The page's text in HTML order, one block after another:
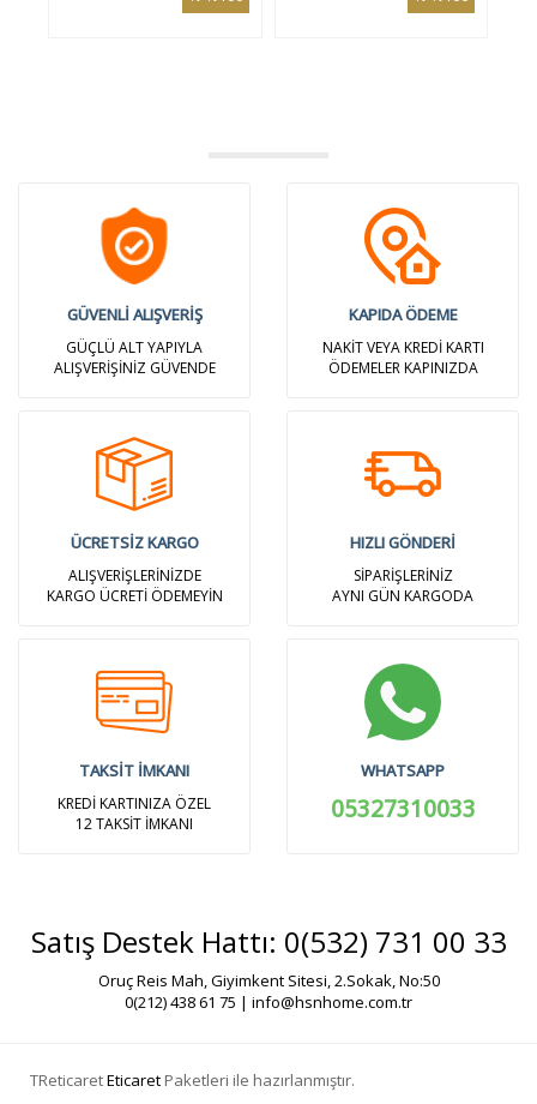
GÜVENLİ ALIŞVERİŞ
GÜÇLÜ ALT YAPIYLA
ALIŞVERİŞİNİZ GÜVENDE
KAPIDA ÖDEME
NAKİT VEYA KREDİ KARTI
ÖDEMELER KAPINIZDA
ÜCRETSİZ KARGO
ALIŞVERİŞLERİNİZDE
KARGO ÜCRETİ ÖDEMEYİN
HIZLI GÖNDERİ
SİPARİŞLERİNİZ
AYNI GÜN KARGODA
TAKSİT İMKANI
KREDİ KARTINIZA ÖZEL
12 TAKSİT İMKANI
WHATSAPP
05327310033
Satış Destek Hattı: 0(532) 731 00 33
Oruç Reis Mah, Giyimkent Sitesi, 2.Sokak, No:50
0(212) 438 61 75 | info@hsnhome.com.tr
TReticaretEticaret Paketleri ile hazırlanmıştır.